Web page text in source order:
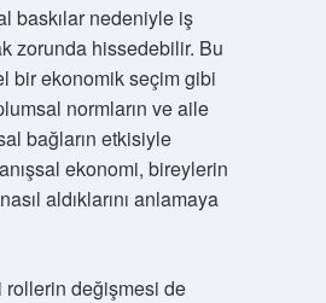
baskılar nedeniyle iş
zorunda hissedebilir. Bu
bir ekonomik seçim gibi
normların ve aile
bağların etkisiyle
ekonomi, bireylerin
aldıklarını anlamaya
rollerin değişmesi de